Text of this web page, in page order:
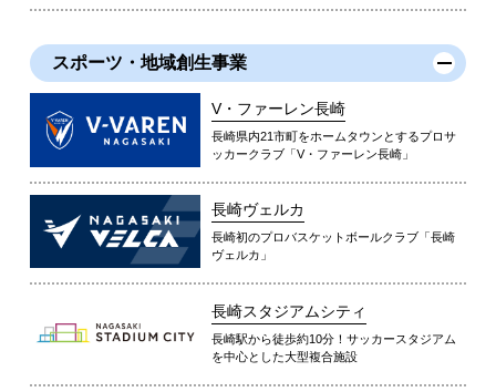
スポーツ・地域創生事業
V・ファーレン長崎
長崎県内21市町をホームタウンとするプロサ
ッカークラブ「V・ファーレン長崎」
長崎ヴェルカ
長崎初のプロバスケットボールクラブ「長崎
ヴェルカ」
長崎スタジアムシティ
長崎駅から徒歩約10分！サッカースタジアム
を中心とした大型複合施設